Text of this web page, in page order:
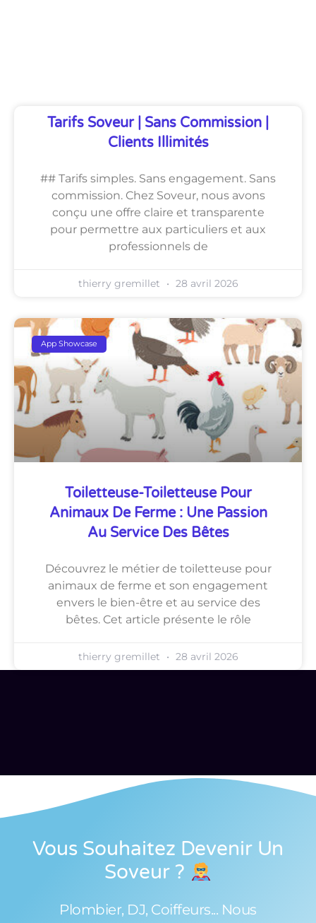
Tarifs Soveur | Sans Commission |
Clients Illimités
## Tarifs simples. Sans engagement. Sans
commission. Chez Soveur, nous avons
conçu une offre claire et transparente
pour permettre aux particuliers et aux
professionnels de
thierry gremillet 28 avril 2026
App Showcase
Toiletteuse-Toiletteuse Pour
Animaux De Ferme : Une Passion
Au Service Des Bêtes
Découvrez le métier de toiletteuse pour
animaux de ferme et son engagement
envers le bien-être et au service des
bêtes. Cet article présente le rôle
thierry gremillet 28 avril 2026
Vous Souhaitez Devenir Un
Soveur ?
Plombier, DJ, Coiffeurs... Nous